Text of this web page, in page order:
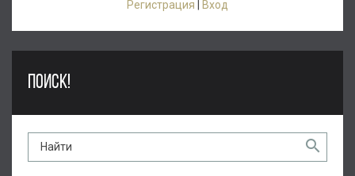
Регистрация
Вход
ПОИСК!